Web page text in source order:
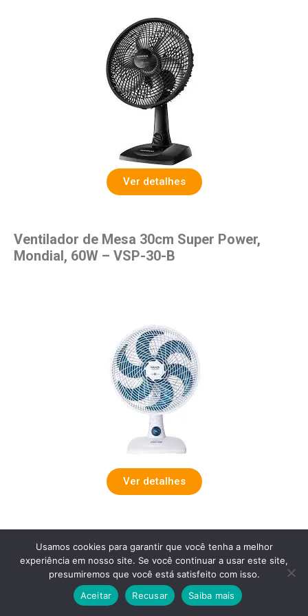
Ver detalhes
Ventilador de Mesa 30cm Super Power,
Mondial, 60W – VSP-30-B
Ver detalhes
Ventilador De Mesa Mondial Maxis V30mxw
30cm Com 6 Pás 50w 110v
Usamos cookies para garantir que você tenha a melhor
experiência em nosso site. Se você continuar a usar este site,
presumiremos que você está satisfeito com isso.
Aceitar
Recusar Saiba mais